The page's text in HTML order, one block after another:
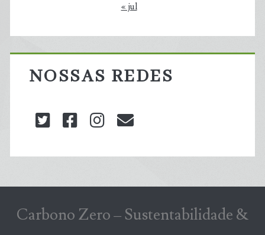
« jul
NOSSAS REDES
twitterfacebookinstagram
Carbono Zero – Sustentabilidade &